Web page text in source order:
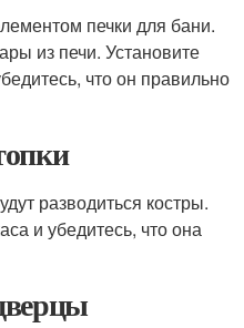
печки для бани.
из печи. Установите
что он правильно
разводиться костры.
и убедитесь, что она